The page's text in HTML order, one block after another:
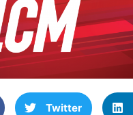
Twitter